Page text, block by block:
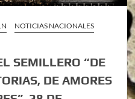
NOTICIAS NACIONALES
SEMILLERO “DE
DE AMORES